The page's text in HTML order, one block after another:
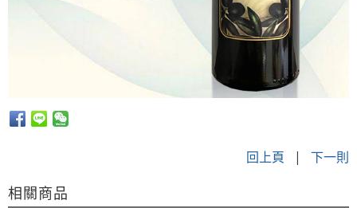
回上頁 | 下一則
相關商品